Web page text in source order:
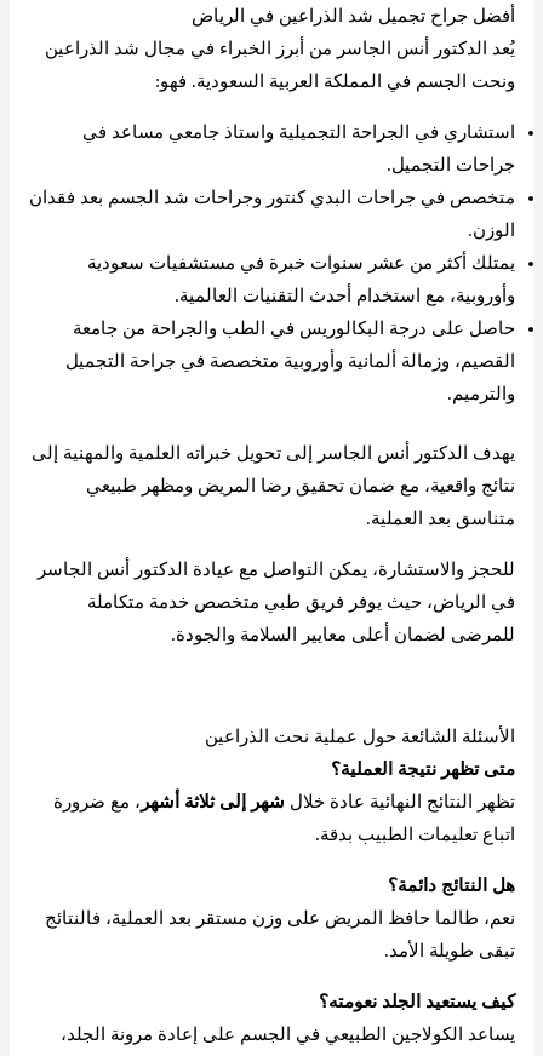
أفضل جراح تجميل شد الذراعين في الرياض
يُعد الدكتور أنس الجاسر من أبرز الخبراء في مجال شد الذراعين
ونحت الجسم في المملكة العربية السعودية. فهو:
استشاري في الجراحة التجميلية واستاذ جامعي مساعد في
جراحات التجميل.
متخصص في جراحات البدي كنتور وجراحات شد الجسم بعد فقدان
الوزن.
يمتلك أكثر من عشر سنوات خبرة في مستشفيات سعودية
وأوروبية، مع استخدام أحدث التقنيات العالمية.
حاصل على درجة البكالوريس في الطب والجراحة من جامعة
القصيم، وزمالة ألمانية وأوروبية متخصصة في جراحة التجميل
والترميم.
يهدف الدكتور أنس الجاسر إلى تحويل خبراته العلمية والمهنية إلى
نتائج واقعية، مع ضمان تحقيق رضا المريض ومظهر طبيعي
متناسق بعد العملية.
للحجز والاستشارة، يمكن التواصل مع عيادة الدكتور أنس الجاسر
في الرياض، حيث يوفر فريق طبي متخصص خدمة متكاملة
للمرضى لضمان أعلى معايير السلامة والجودة.
الأسئلة الشائعة حول عملية نحت الذراعين
متى تظهر نتيجة العملية؟
تظهر النتائج النهائية عادة خلال شهر إلى ثلاثة أشهر ، مع ضرورة
اتباع تعليمات الطبيب بدقة.
هل النتائج دائمة؟
نعم، طالما حافظ المريض على وزن مستقر بعد العملية، فالنتائج
تبقى طويلة الأمد.
كيف يستعيد الجلد نعومته؟
يساعد الكولاجين الطبيعي في الجسم على إعادة مرونة الجلد،